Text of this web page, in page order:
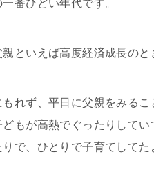
番ひどい年代です。
といえば高度経済成長の
れず、平日に父親をみる
どもが高熱でぐったりして
で、ひとりで子育てしてた